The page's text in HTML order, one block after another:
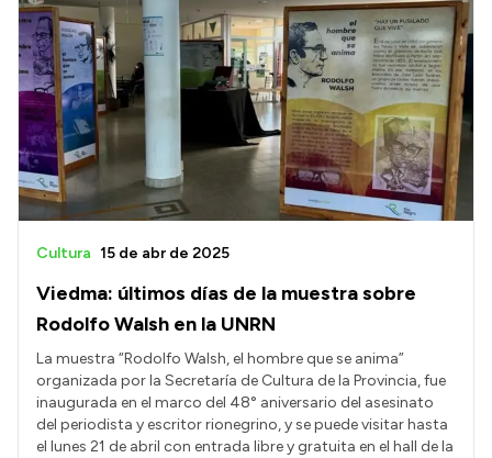
Viedma: últimos días de la muestra sobre
Rodolfo Walsh en la UNRN
Cultura 15 de abr de 2025
La muestra “Rodolfo Walsh, el hombre que se anima”
organizada por la Secretaría de Cultura de la Provincia, fue
inaugurada en el marco del 48° aniversario del asesinato
del periodista y escritor rionegrino, y se puede visitar hasta
el lunes 21 de abril con entrada libre y gratuita en el hall de la